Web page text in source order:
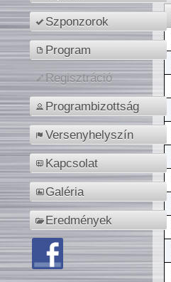
Szponzorok
Program
Regisztráció
Programbizottság
Versenyhelyszín
Kapcsolat
Galéria
Eredmények